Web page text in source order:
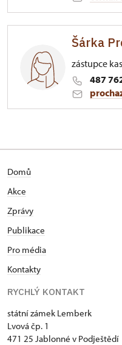
Lvová 1/,
Šárka
zástupce
487
Domů
Akce
Zprávy
Publikace
Pro média
Kontakty
RYCHLÝ KONTAKT
státní zámek Lemberk
Lvová čp. 1
471 25 Jablonné v Podještědí